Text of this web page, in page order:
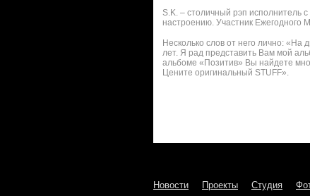
S.K. – столичный рэп исполнитель
настроению. Участник Ежегодного
Несколько слов от него лично: «На
лет. Я рад представить Вам мой
альбоме «Позитив» Вы найдете
Цените оригинальный STUFF».
Новости Проекты Студия